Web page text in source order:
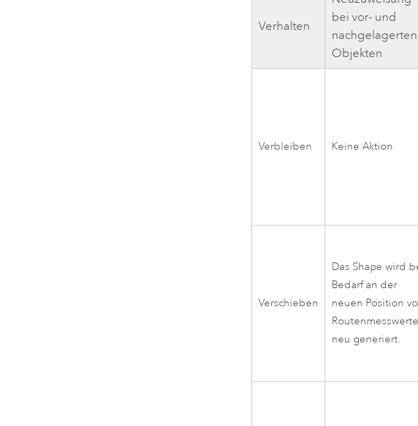
Verhalten
bei vor- und
nachgelagerten
Objekten
Verbleiben Keine Aktion
Verschieben
Das Shape wird
Bedarf an der
neuen Position
neu generiert.